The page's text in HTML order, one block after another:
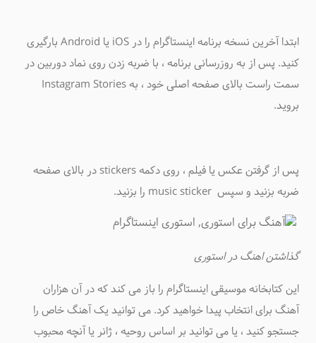
ابتدا آخرین نسخه برنامه اینستاگرام را در iOS یا Android بارگیری
کنید. پس از به روزرسانی برنامه ، با ضربه زدن روی نماد دوربین در
سمت راست بالای صفحه اصلی خود ، به Instagram Stories
بروید.
پس از گرفتن عکس یا فیلم ، روی دکمه stickers در بالای صفحه
ضربه بزنید و سپس music sticker را بزنید.
گذاشتن اهنگ در استوری
این کتابخانه موسیقی اینستاگرام را باز می کند که در آن هزاران
آهنگ برای انتخاب پیدا خواهید کرد. می توانید یک آهنگ خاص را
جستجو کنید ، یا می توانید بر اساس روحیه ، ژانر یا آنچه محبوب